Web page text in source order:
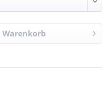
Warenkorb